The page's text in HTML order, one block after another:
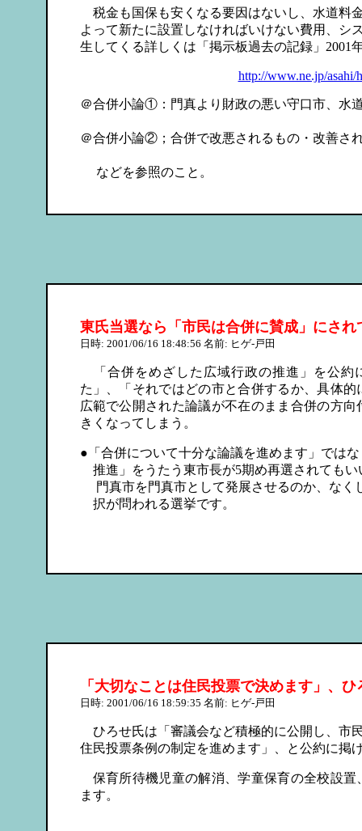
税金も国保も安くなる要因はないし、水道料
よって新たに設置しなければいけない費用、シ
生してくる詳しくは「掲示板過去の記録」2001
http://www.ne.jp/asahi/
＠合併小論①：門真より財政の悪い守口市、水
＠合併小論②；合併で改悪されるもの・改善さ
などを参照のこと。
東氏当選なら「市民は合併に賛成」にされ
日時: 2001/06/16 18:48:56 名前: ヒゲ-戸田
「合併をめざした広域行政の推進」を公約
た」、「それではどの市と合併するか、具体
広範で公開された論議が不在のまま合併の方
きくなってしまう。
●「合併について十分な論議を進めます」では
推進」をうたう東市長が5期め再選されてもい
門真市を門真市として発展させるのか、なく
択が問われる選挙です。
「大切なことは住民投票で決めます」、
日時: 2001/06/16 18:59:35 名前: ヒゲ-戸田
ひろせ氏は「審議会など積極的に公開し、市
住民投票条例の制定を進めます」、と公約に
保育所待機児童の解消、学童保育の全校設置
ます。